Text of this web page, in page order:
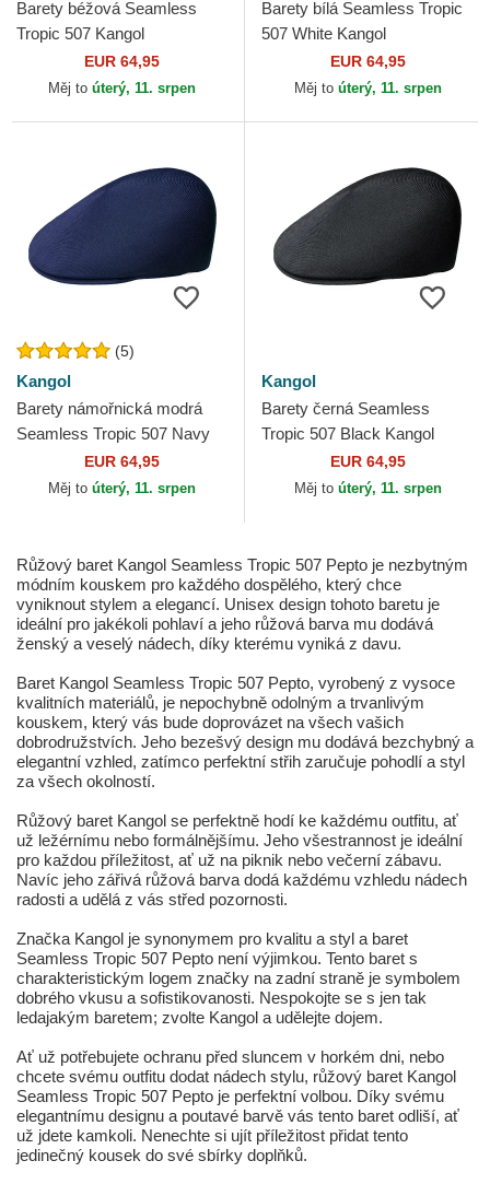
Barety béžová Seamless
Tropic 507 Kangol
EUR 64,95
Měj to úterý, 11. srpen
Barety bílá Seamless Tropic
507 White Kangol
EUR 64,95
Měj to úterý, 11. srpen
(5)
Kangol
Barety námořnická modrá
Seamless Tropic 507 Navy
EUR 64,95
Měj to úterý, 11. srpen
Kangol
Barety černá Seamless
Tropic 507 Black Kangol
EUR 64,95
Měj to úterý, 11. srpen
Růžový baret Kangol Seamless Tropic 507 Pepto je nezbytným
módním kouskem pro každého dospělého, který chce
vyniknout stylem a elegancí. Unisex design tohoto baretu je
ideální pro jakékoli pohlaví a jeho růžová barva mu dodává
ženský a veselý nádech, díky kterému vyniká z davu.
Baret Kangol Seamless Tropic 507 Pepto, vyrobený z vysoce
kvalitních materiálů, je nepochybně odolným a trvanlivým
kouskem, který vás bude doprovázet na všech vašich
dobrodružstvích. Jeho bezešvý design mu dodává bezchybný a
elegantní vzhled, zatímco perfektní střih zaručuje pohodlí a styl
za všech okolností.
Růžový baret Kangol se perfektně hodí ke každému outfitu, ať
už ležérnímu nebo formálnějšímu. Jeho všestrannost je ideální
pro každou příležitost, ať už na piknik nebo večerní zábavu.
Navíc jeho zářivá růžová barva dodá každému vzhledu nádech
radosti a udělá z vás střed pozornosti.
Značka Kangol je synonymem pro kvalitu a styl a baret
Seamless Tropic 507 Pepto není výjimkou. Tento baret s
charakteristickým logem značky na zadní straně je symbolem
dobrého vkusu a sofistikovanosti. Nespokojte se s jen tak
ledajakým baretem; zvolte Kangol a udělejte dojem.
Ať už potřebujete ochranu před sluncem v horkém dni, nebo
chcete svému outfitu dodat nádech stylu, růžový baret Kangol
Seamless Tropic 507 Pepto je perfektní volbou. Díky svému
elegantnímu designu a poutavé barvě vás tento baret odliší, ať
už jdete kamkoli. Nenechte si ujít příležitost přidat tento
jedinečný kousek do své sbírky doplňků.